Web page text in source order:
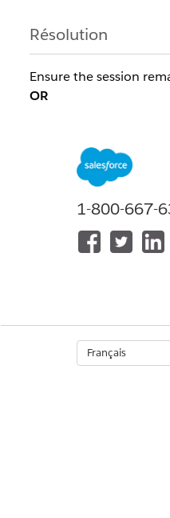
Résolution
Ensure the session
OR
Numéro d’article de la
CET ARTICLE A-T-IL
1-800-667-
Français